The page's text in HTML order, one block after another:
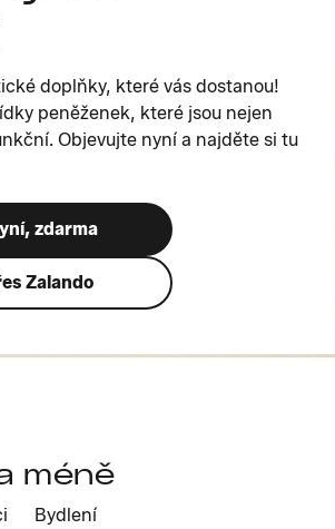
doplňky, které vás dostanou!
peněženek, které jsou nejen
Objevujte nyní a najděte si tu
zdarma
Zalando
méně
Bydlení